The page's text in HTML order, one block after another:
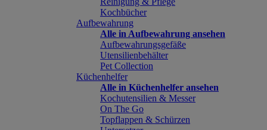
Kochbücher
Aufbewahrung
Alle in Aufbewahrung ansehen
Aufbewahrungsgefäße
Utensilienbehälter
Pet Collection
Küchenhelfer
Alle in Küchenhelfer ansehen
Kochutensilien & Messer
On The Go
Topflappen & Schürzen